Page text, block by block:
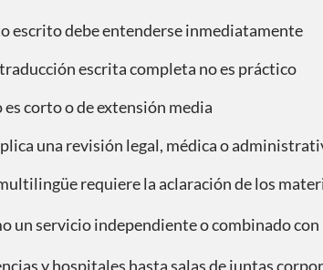
escrito debe entenderse inmediatamente
escrita completa no es práctico
corto o de extensión media
una revisión legal, médica o
requiere la aclaración de los
un servicio independiente o combinado
y hospitales hasta salas de juntas